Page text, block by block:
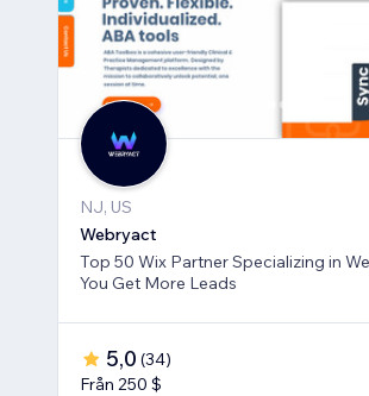
NJ, US
Webryact
Top 50 Wix Partner Specializing in
You Get More Leads
5,0 (34)
Från 250 $